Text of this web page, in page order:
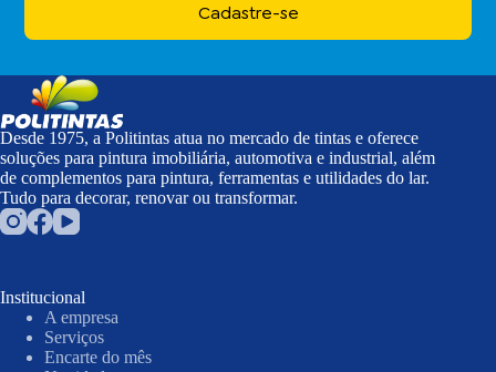
Cadastre-se
Desde 1975, a Politintas atua no mercado de tintas e oferece
soluções para pintura imobiliária, automotiva e industrial, além
de complementos para pintura, ferramentas e utilidades do lar.
Tudo para decorar, renovar ou transformar.
Institucional
A empresa
Serviços
Encarte do mês